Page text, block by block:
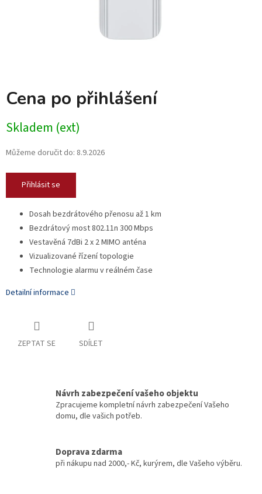
Cena po přihlášení
Skladem (ext)
Můžeme doručit do: 8.9.2026
Přihlásit se
Dosah bezdrátového přenosu až 1 km
Bezdrátový most 802.11n 300 Mbps
Vestavěná 7dBi 2 x 2 MIMO anténa
Vizualizované řízení topologie
Technologie alarmu v reálném čase
Detailní informace
ZEPTAT SE SDÍLET
Návrh zabezpečení vašeho objektu
Zpracujeme kompletní návrh zabezpečení Vašeho
domu, dle vašich potřeb.
Doprava zdarma
při nákupu nad 2000,- Kč, kurýrem, dle Vašeho výběru.